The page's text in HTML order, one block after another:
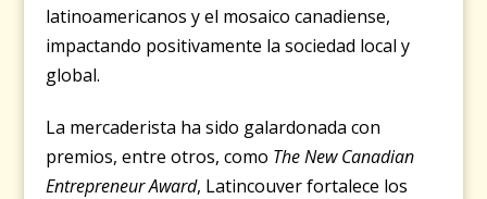
latinoamericanos y el mosaico canadiense,
impactando positivamente la sociedad local y
global.
La mercaderista ha sido galardonada con
premios, entre otros, como The New Canadian
Entrepreneur Award, Latincouver fortalece los